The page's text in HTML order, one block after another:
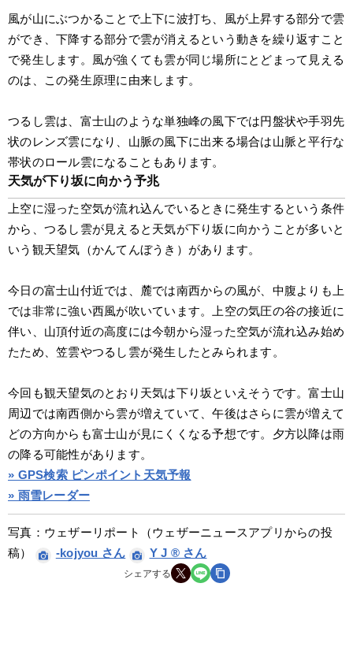
風が山にぶつかることで上下に波打ち、風が上昇する部分で雲
ができ、下降する部分で雲が消えるという動きを繰り返すこと
で発生します。風が強くても雲が同じ場所にとどまって見える
のは、この発生原理に由来します。
つるし雲は、富士山のような単独峰の風下では円盤状や手羽先
状のレンズ雲になり、山脈の風下に出来る場合は山脈と平行な
帯状のロール雲になることもあります。
天気が下り坂に向かう予兆
上空に湿った空気が流れ込んでいるときに発生するという条件
から、つるし雲が見えると天気が下り坂に向かうことが多いと
いう観天望気（かんてんぼうき）があります。
今日の富士山付近では、麓では南西からの風が、中腹よりも上
では非常に強い西風が吹いています。上空の気圧の谷の接近に
伴い、山頂付近の高度には今朝から湿った空気が流れ込み始め
たため、笠雲やつるし雲が発生したとみられます。
今回も観天望気のとおり天気は下り坂といえそうです。富士山
周辺では南西側から雲が増えていて、午後はさらに雲が増えて
どの方向からも富士山が見にくくなる予想です。夕方以降は雨
の降る可能性があります。
» GPS検索 ピンポイント天気予報
» 雨雪レーダー
写真：ウェザーリポート（ウェザーニュースアプリからの投
稿）
-kojyou さん Y J ®︎ さん
シェアする